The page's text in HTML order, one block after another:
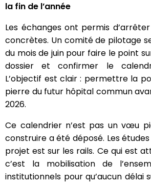
la fin de l’année
Les échanges ont permis
concrètes. Un comité de pilotage
du mois de juin pour faire le point
dossier et confirmer le
L’objectif est clair : permettre la
pierre du futur hôpital commun
2026.
Ce calendrier n’est pas un vœu
construire a été déposé. Les
projet est sur les rails. Ce qui est
c’est la mobilisation de
institutionnels pour qu’aucun délai